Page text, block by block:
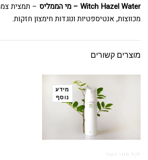
Witch Hazel Water – מי הממליס
– תמצית
מכווצות, אנטיספטיות ונוגדות חימצון חזקות.
מוצרים קשורים
מידע
נוסף
לכל סוגי העור